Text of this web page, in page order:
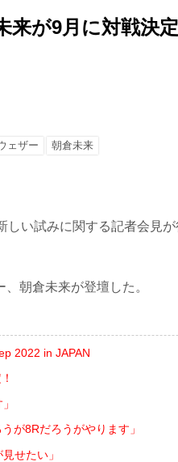
が9月に対戦決
ェザー 朝倉未来
い試みに関する記者会見
朝倉未来が登壇した。
2022 in JAPAN
が8Rだろうがやります」
せたい」